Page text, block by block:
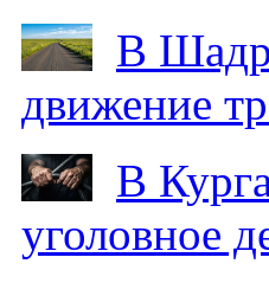
В
движение
В
уголовное